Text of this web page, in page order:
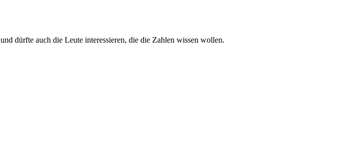
und dürfte auch die Leute interessieren, die die Zahlen wissen wollen.